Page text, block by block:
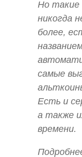
Но такие
никогда
более,
самые
Есть и
а также
времени.